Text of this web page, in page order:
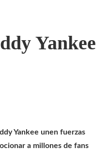
Yankee
Yankee unen fuerzas
a millones de fans